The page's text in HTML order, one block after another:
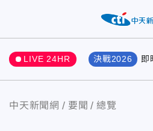
LIVE 24HR 決戰2026 即
中天新聞網 要聞 總覽